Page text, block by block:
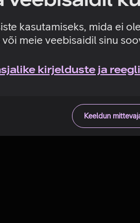
kasutamiseks, mida ei
meie veebisaidil sinu
kirjelduste ja
Keeldun